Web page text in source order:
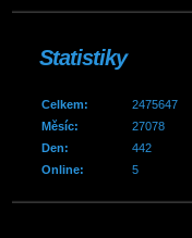
Statistiky
Online: 5
Celkem:
2475647
Měsíc:
27078
Den:
442